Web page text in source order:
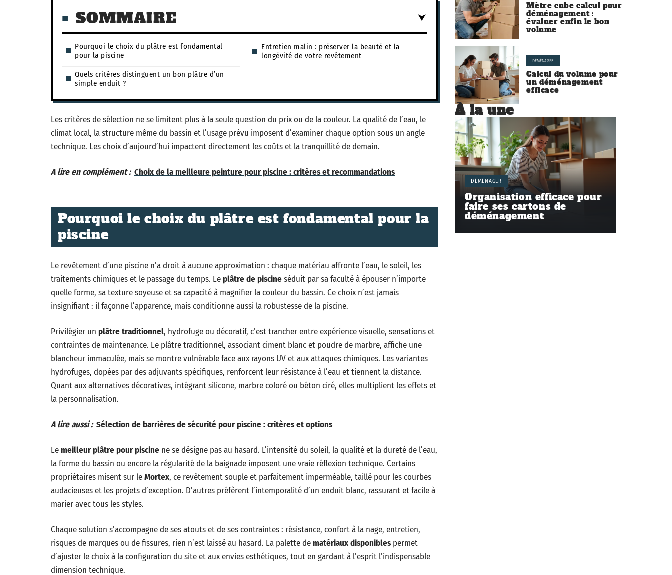
SOMMAIRE
Pourquoi le choix du plâtre est fondamental
pour la piscine
Quels critères distinguent un bon plâtre d’un
simple enduit ?
Entretien malin : préserver la beauté et la
longévité de votre revêtement
Les critères de sélection ne se limitent plus à la seule question du prix ou de la couleur. La qualité de l’eau, le
climat local, la structure même du bassin et l’usage prévu imposent d’examiner chaque option sous un angle
technique. Les choix d’aujourd’hui impactent directement les coûts et la tranquillité de demain.
A lire en complément : Choix de la meilleure peinture pour piscine : critères et recommandations
Pourquoi le choix du plâtre est fondamental pour la
piscine
Le revêtement d’une piscine n’a droit à aucune approximation : chaque matériau affronte l’eau, le soleil, les
traitements chimiques et le passage du temps. Leplâtre de piscineséduit par sa faculté à épouser n’importe
quelle forme, sa texture soyeuse et sa capacité à magnifier la couleur du bassin. Ce choix n’est jamais
insignifiant : il façonne l’apparence, mais conditionne aussi la robustesse de la piscine.
Privilégier un plâtre traditionnel, hydrofuge ou décoratif, c’est trancher entre expérience visuelle, sensations et
contraintes de maintenance. Le plâtre traditionnel, associant ciment blanc et poudre de marbre, affiche une
blancheur immaculée, mais se montre vulnérable face aux rayons UV et aux attaques chimiques. Les variantes
hydrofuges, dopées par des adjuvants spécifiques, renforcent leur résistance à l’eau et tiennent la distance.
Quant aux alternatives décoratives, intégrant silicone, marbre coloré ou béton ciré, elles multiplient les effets et
la personnalisation.
A lire aussi : Sélection de barrières de sécurité pour piscine : critères et options
Lemeilleur plâtre pour piscine ne se désigne pas au hasard. L’intensité du soleil, la qualité et la dureté de l’eau,
la forme du bassin ou encore la régularité de la baignade imposent une vraie réflexion technique. Certains
propriétaires misent sur leMortex, ce revêtement souple et parfaitement imperméable, taillé pour les courbes
audacieuses et les projets d’exception. D’autres préfèrent l’intemporalité d’un enduit blanc, rassurant et facile à
marier avec tous les styles.
Chaque solution s’accompagne de ses atouts et de ses contraintes : résistance, confort à la nage, entretien,
risques de marques ou de fissures, rien n’est laissé au hasard. La palette dematériaux disponiblespermet
d’ajuster le choix à la configuration du site et aux envies esthétiques, tout en gardant à l’esprit l’indispensable
dimension technique.
Mètre cube calcul pour
déménagement :
évaluer enfin le bon
volume
DÉMÉNAGER
Calcul du volume pour
un déménagement
efficace
À la une
DÉMÉNAGER
Organisation efficace pour
faire ses cartons de
déménagement